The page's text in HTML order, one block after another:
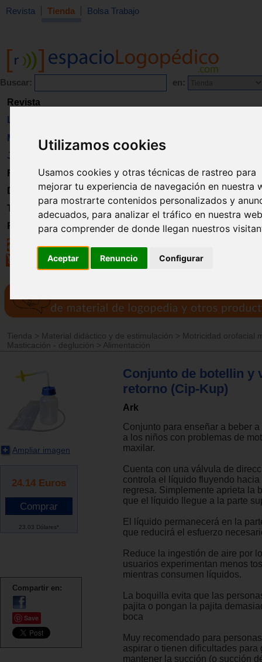
Utilizamos cookies
Usamos cookies y otras técnicas de rastreo para
mejorar tu experiencia de navegación en nuestra
para mostrarte contenidos personalizados y
adecuados, para analizar el tráfico en nuestra
para comprender de donde llegan nuestros
Aceptar Renuncio Configurar
Revista Tienda Bolsa Trabajo
Buscar: en:
Revista
Libros
Material
Juguetes
Formación
Directorio
Trabajo
Registro
Tienda > Material didáctico y de estimulación > Motricidad orofacial
Masticación - deglución > Alimentación
Ampliar imagen
24.14 Euros
23.03 Dólares*
Compartir en:
Save
Conjunto de botellin y
retorno (Cip-Kup)
Ark
Conjunto para enseñar a beber
a los niños con problemas de
maxilar.
Cuenta con una válvula de
controla el líquido fluyendo hacia
regresa. Simplemente aprieta la
que el líquido llegue a la parte
El líquido permanecerá en la
que reducirá el esfuerzo
Reduce la ingestión de aire por
usuarios experimentan menos
mientras consumen líquidos.
La boquilla evita que las
pajita o pongan la pajita
boca
Muy recomendado para
aspirar o tienen dificultades para
mantener la succión (o succión